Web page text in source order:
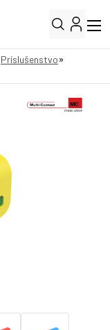
Príslušenstvo»